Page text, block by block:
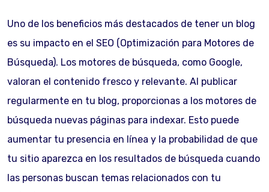
Uno de los beneficios más destacados de tener un blog
es su impacto en el SEO (Optimización para Motores de
Búsqueda). Los motores de búsqueda, como Google,
valoran el contenido fresco y relevante. Al publicar
regularmente en tu blog, proporcionas a los motores de
búsqueda nuevas páginas para indexar. Esto puede
aumentar tu presencia en línea y la probabilidad de que
tu sitio aparezca en los resultados de búsqueda cuando
las personas buscan temas relacionados con tu